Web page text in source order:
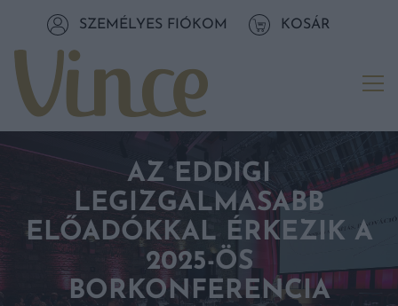
Tovább a tartalomhozSZEMÉLYES FIÓKOM KOSÁR
AZ EDDIGI
LEGIZGALMASABB
ELŐADÓKKAL ÉRKEZIK A
2025-ÖS
BORKONFERENCIA